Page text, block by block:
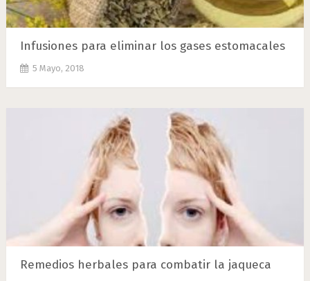
Infusiones para eliminar los gases estomacales
5 Mayo, 2018
Remedios herbales para combatir la jaqueca